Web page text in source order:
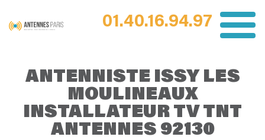
01.40.16.94.97
ANTENNISTE ISSY LES
MOULINEAUX
INSTALLATEUR TV TNT
ANTENNES 92130